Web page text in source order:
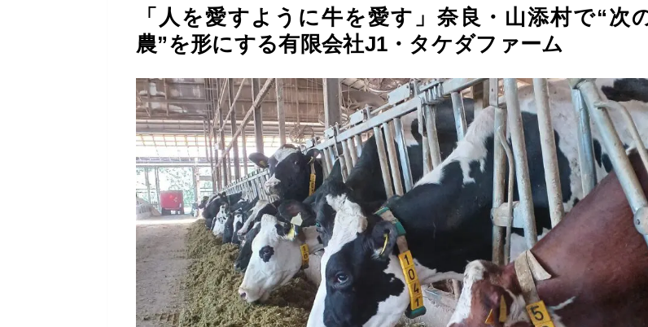
「人を愛すように牛を愛す」奈良・山添村で“次
農”を形にする有限会社J1・タケダファーム